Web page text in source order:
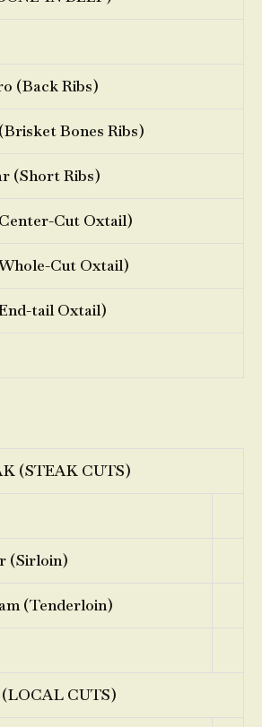
(Back Ribs)
Bones Ribs)
(Short Ribs)
Cut Oxtail)
Cut Oxtail)
tail Oxtail)
(STEAK CUTS)
(Sirloin)
(Tenderloin)
CUTS)